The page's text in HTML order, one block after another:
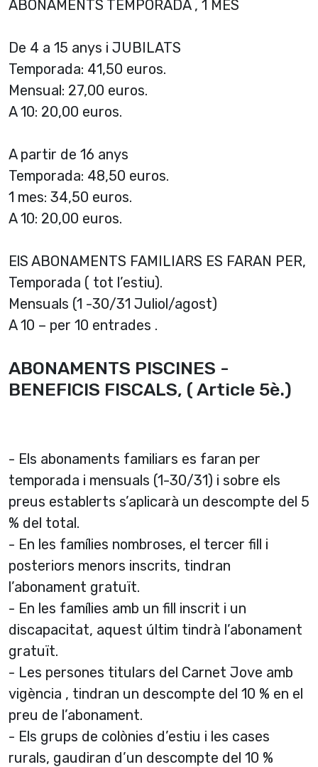
ABONAMENTS TEMPORADA , 1 MES
De 4 a 15 anys i JUBILATS
Temporada: 41,50 euros.
Mensual: 27,00 euros.
A 10: 20,00 euros.
A partir de 16 anys
Temporada: 48,50 euros.
1 mes: 34,50 euros.
A 10: 20,00 euros.
ElS ABONAMENTS FAMILIARS ES FARAN PER,
Temporada ( tot l’estiu).
Mensuals (1 -30/31 Juliol/agost)
A 10 – per 10 entrades .
ABONAMENTS PISCINES -
BENEFICIS FISCALS, ( Article 5è.)
- Els abonaments familiars es faran per
temporada i mensuals (1-30/31) i sobre els
preus establerts s’aplicarà un descompte del 5
% del total.
- En les famílies nombroses, el tercer fill i
posteriors menors inscrits, tindran
l’abonament gratuït.
- En les famílies amb un fill inscrit i un
discapacitat, aquest últim tindrà l’abonament
gratuït.
- Les persones titulars del Carnet Jove amb
vigència , tindran un descompte del 10 % en el
preu de l’abonament.
- Els grups de colònies d’estiu i les cases
rurals, gaudiran d’un descompte del 10 %